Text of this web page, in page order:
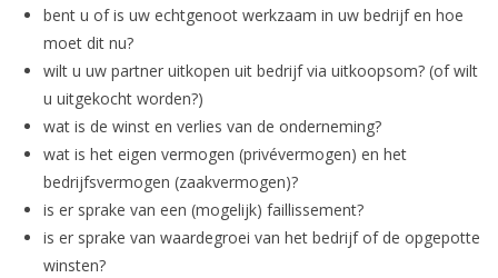
bent u of is uw echtgenoot werkzaam in uw bedrijf en hoe
moet dit nu?
wilt u uw partner uitkopen uit bedrijf via uitkoopsom? (of wilt
u uitgekocht worden?)
wat is de winst en verlies van de onderneming?
wat is het eigen vermogen (privévermogen) en het
bedrijfsvermogen (zaakvermogen)?
is er sprake van een (mogelijk) faillissement?
is er sprake van waardegroei van het bedrijf of de opgepotte
winsten?